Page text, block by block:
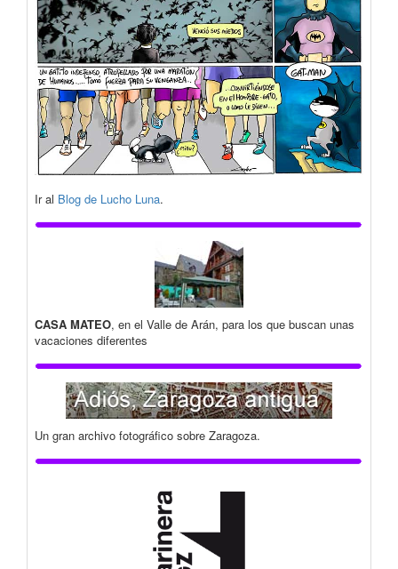
Ir al Blog de Lucho Luna.
CASA MATEO, en el Valle de Arán, para los que buscan unas
vacaciones diferentes
Un gran archivo fotográfico sobre Zaragoza.